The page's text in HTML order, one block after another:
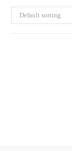
Default sorting